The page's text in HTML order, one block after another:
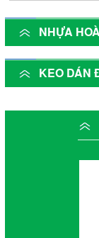
NHỰA
KEO DÁN